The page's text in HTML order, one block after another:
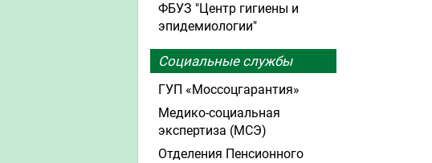
ФБУЗ "Центр гигиены и
эпидемиологии"
Социальные службы
ГУП «Моссоцгарантия»
Медико-социальная
экспертиза (МСЭ)
Отделения Пенсионного